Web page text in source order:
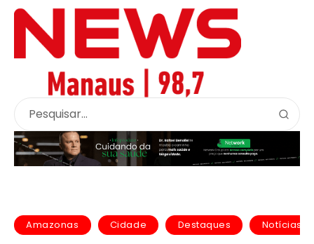
Amazonas Cidade Destaques Notícias